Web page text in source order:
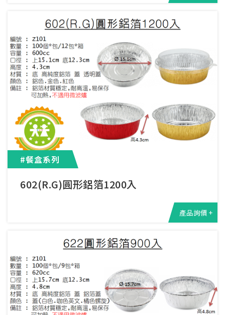
#餐盒系列
602(R.G)圓形鋁箔1200入
產品詢價 +